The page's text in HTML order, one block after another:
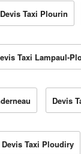
Devis Taxi Plourin
Taxi Lampaul-
Devis
Devis Taxi Ploudiry